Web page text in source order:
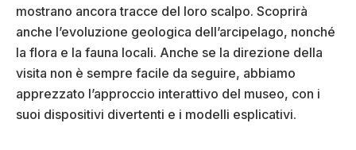
mostrano ancora tracce del loro scalpo. Scoprirà
anche l’evoluzione geologica dell’arcipelago, nonché
la flora e la fauna locali. Anche se la direzione della
visita non è sempre facile da seguire, abbiamo
apprezzato l’approccio interattivo del museo, con i
suoi dispositivi divertenti e i modelli esplicativi.